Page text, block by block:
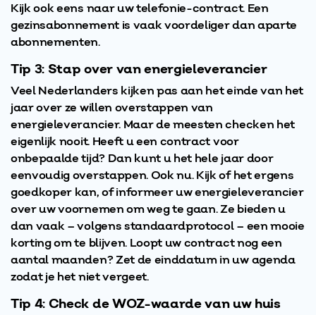
Kijk ook eens naar uw telefonie-contract. Een
gezinsabonnement is vaak voordeliger dan aparte
abonnementen.
Tip 3: Stap over van energieleverancier
Veel Nederlanders kijken pas aan het einde van het
jaar over ze willen overstappen van
energieleverancier. Maar de meesten checken het
eigenlijk nooit. Heeft u een contract voor
onbepaalde tijd? Dan kunt u het hele jaar door
eenvoudig overstappen. Ook nu. Kijk of het ergens
goedkoper kan, of informeer uw energieleverancier
over uw voornemen om weg te gaan. Ze bieden u
dan vaak – volgens standaardprotocol – een mooie
korting om te blijven. Loopt uw contract nog een
aantal maanden? Zet de einddatum in uw agenda
zodat je het niet vergeet.
Tip 4: Check de WOZ-waarde van uw huis